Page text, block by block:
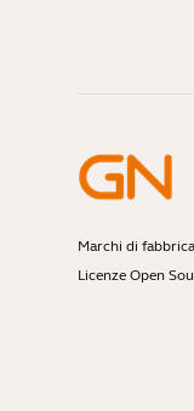
Marchi di fabbrica
Licenze Open